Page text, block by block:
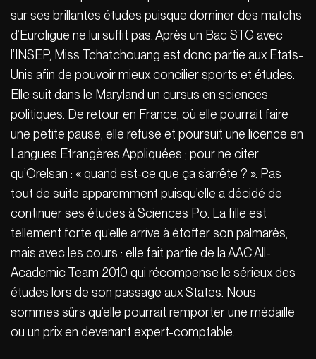
sur ses brillantes études puisque dominer des matchs
d’Euroligue ne lui suffit pas. Après un Bac STG avec
l’INSEP, Miss Tchatchouang est donc partie aux Etats-
Unis afin de pouvoir mieux concilier sports et études.
Elle suit dans le Maryland un cursus en sciences
politiques. De retour en France, où elle pourrait faire
une petite pause, elle refuse et poursuit une licence en
Langues Etrangères Appliquées ; pour ne citer
qu’Orelsan : « quand est-ce que ça s’arrête ? ». Pas
tout de suite apparemment puisqu’elle a décidé de
continuer ses études à Sciences Po. La fille est
tellement forte qu’elle arrive à étoffer son palmarès,
mais avec les cours : elle fait partie de la AAC All-
Academic Team 2010 qui récompense le sérieux des
études lors de son passage aux States. Nous
sommes sûrs qu’elle pourrait remporter une médaille
ou un prix en devenant expert-comptable.